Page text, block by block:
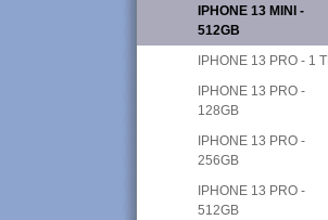
IPHONE 13 MINI -
512GB
IPHONE 13 PRO - 1
IPHONE 13 PRO -
128GB
IPHONE 13 PRO -
256GB
IPHONE 13 PRO -
512GB